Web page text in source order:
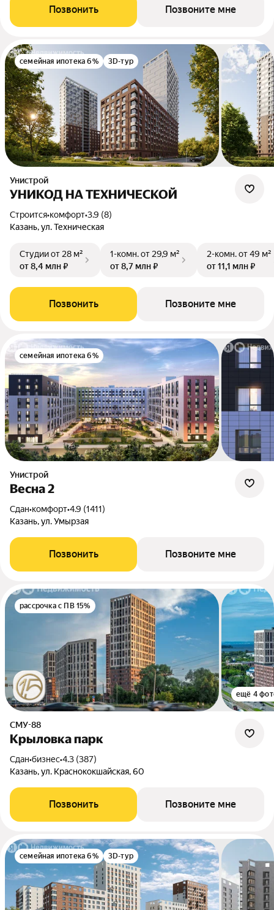
Позвонить Позвоните мне
семейная ипотека 6% 3D-тур
Унистрой
УНИКОД НА ТЕХНИЧЕСКОЙ
Строится•комфорт•3.9 (8)
Казань, ул. Техническая
Студииот 28 м²
от 8,4 млн ₽
1-комн.от 29,9 м²
от 8,7 млн ₽
2-комн.от 49 м²
от 11,1 млн ₽
Позвонить Позвоните мне
семейная ипотека 6%
Унистрой
Весна 2
Сдан•комфорт•4.9 (1411)
Казань, ул. Умырзая
Позвонить Позвоните мне
рассрочка с ПВ 15%
ещё 4
СМУ-88
Крыловка парк
Сдан•бизнес•4.3 (387)
Казань, ул. Краснококшайская, 60
Позвонить Позвоните мне
семейная ипотека 6% 3D-тур